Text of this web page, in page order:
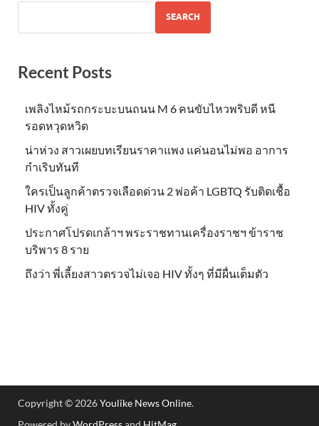
SEARCH
Recent Posts
เพลิงไหม้รถกระบะบนถนน M 6 คนขับไหวพริบดี หนี
รอดหวุดหวิด
น่าห่วง สาวเผยบทเรียนราคาแพง แค่นอนไม่พอ อาการ
กำเริบทันที
ใครเป็นลูกค้าตรวจเลือดด่วน 2 พ่อค้า LGBTQ รับติดเชื้อ
HIV ทั้งคู่
ประกาศโปรดเกล้าฯ พระราชทานเครื่องราชฯ ข้าราช
บริพาร 8 ราย
ถึงว่า พี่เลี้ยงสาวตรวจไม่เจอ HIV ทั้งๆ ที่มีผื่นเต็มตัว
Copyright © 2026Youlike News Online.